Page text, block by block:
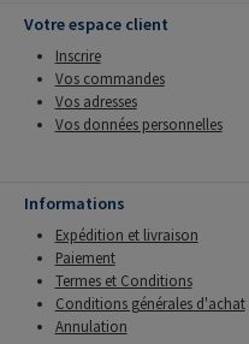
Votre espace client
Inscrire
Vos commandes
Vos adresses
Vos données personnelles
Informations
Expédition et livraison
Paiement
Termes et Conditions
Conditions générales d'achat
Annulation